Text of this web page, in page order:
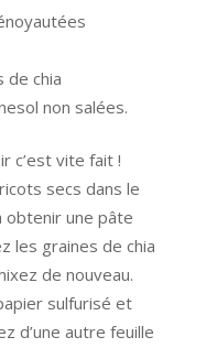
de chia
non salées.
c’est vite fait !
secs dans le
obtenir une pâte
les graines de chia
de nouveau.
sulfurisé et
d’une autre feuille